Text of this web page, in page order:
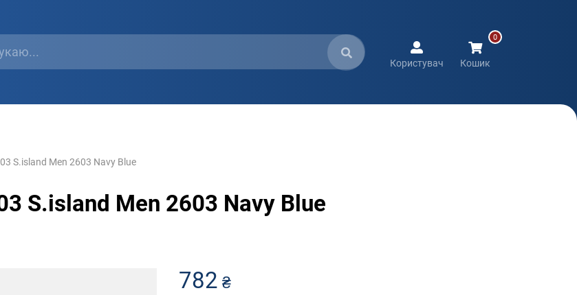
Користувач Кошик
S.island Men 2603 Navy Blue
S.island Men 2603 Navy Blue
782 ₴